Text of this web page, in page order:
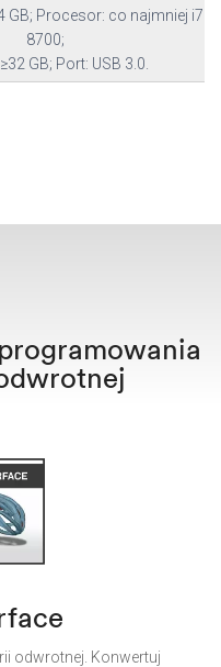
GB; Procesor: co najmniej i7
8700;
GB; Port: USB 3.0.
odwrotnej. Konwertuj